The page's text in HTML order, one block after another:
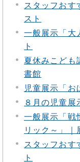
スタッフおす
スト
一般展示「大
ト
夏休みこども
書館
児童展示「お
８月の児童展
一般展示「戦
リック～」｜
スタッフおす
ト